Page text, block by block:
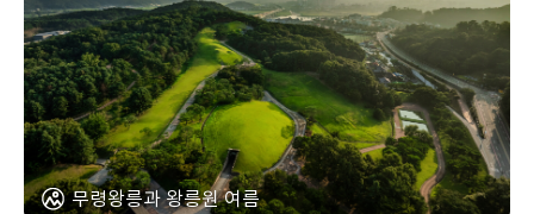
무령왕릉과 왕릉원 여름